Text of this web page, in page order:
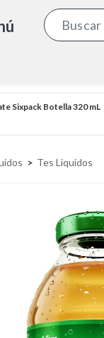
Sixpack Botella 320 mL
Tes Liquidos